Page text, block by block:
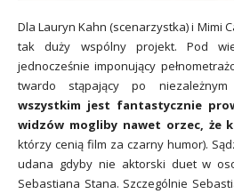
Dla Lauryn Kahn (scenarzystka) i Mimi
tak duży wspólny projekt. Pod
jednocześnie imponujący
twardo stąpający po
wszystkim jest fantastycznie
widzów mogliby nawet orzec, że
którzy cenią film za czarny humor).
udana gdyby nie aktorski duet w
Sebastiana Stana. Szczególnie